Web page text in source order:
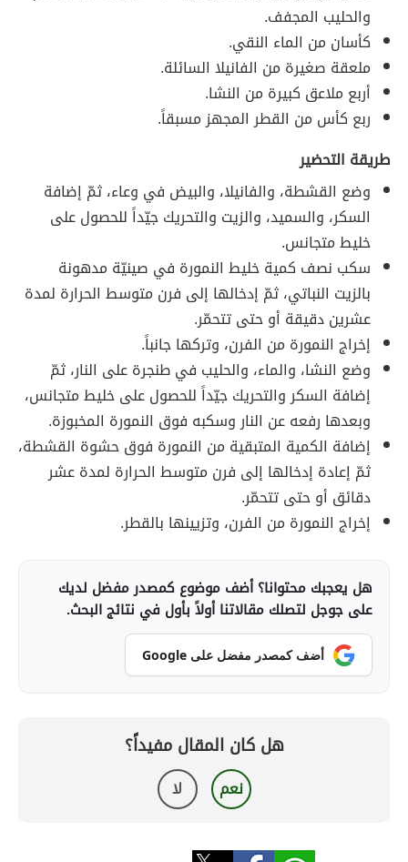
والحليب المجفف.
كأسان من الماء النقي.
ملعقة صغيرة من الفانيلا السائلة.
أربع ملاعق كبيرة من النشا.
ربع كأس من القطر المجهز مسبقاً.
طريقة التحضير
وضع القشطة، والفانيلا، والبيض في وعاء، ثمّ إضافة
السكر، والسميد، والزيت والتحريك جيّداً للحصول على
خليط متجانس.
سكب نصف كمية خليط النمورة في صينيّة مدهونة
بالزيت النباتي، ثمّ إدخالها إلى فرن متوسط الحرارة لمدة
عشرين دقيقة أو حتى تتحمّر.
إخراج النمورة من الفرن، وتركها جانباً.
وضع النشا، والماء، والحليب في طنجرة على النار، ثمّ
إضافة السكر والتحريك جيّداً للحصول على خليط متجانس،
وبعدها رفعه عن النار وسكبه فوق النمورة المخبوزة.
إضافة الكمية المتبقية من النمورة فوق حشوة القشطة،
ثمّ إعادة إدخالها إلى فرن متوسط الحرارة لمدة عشر
دقائق أو حتى تتحمّر.
إخراج النمورة من الفرن، وتزيينها بالقطر.
هل يعجبك محتوانا؟ أضف موضوع كمصدر مفضل لديك
على جوجل لتصلك مقالاتنا أولاً بأول في نتائج البحث.
أضف كمصدر مفضل على Google
هل كان المقال مفيداً؟
نعم لا